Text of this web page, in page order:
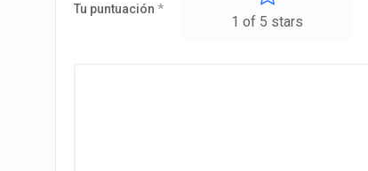
Tu puntuación *
1 of 5 stars